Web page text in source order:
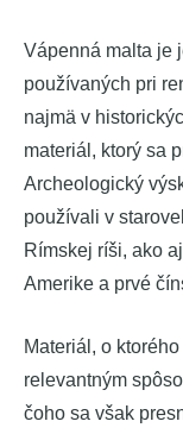
Vápenná malta je
používaných pri
najmä v
materiál, ktorý sa
Archeologický
používali v
Rímskej ríši, ako
Amerike a prvé
Materiál, o
relevantným
čoho sa však